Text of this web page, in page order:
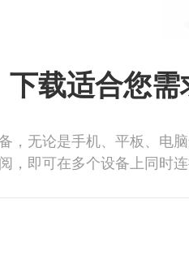
下载适合您
，无论是手机、平板、电
，即可在多个设备上同时